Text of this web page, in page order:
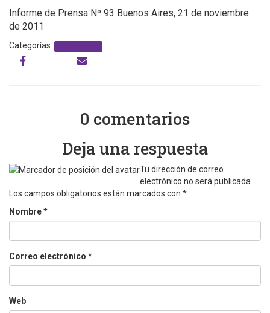
Informe de Prensa Nº 93 Buenos Aires, 21 de noviembre
de 2011
Categorías:
0 comentarios
Deja una respuesta
Tu dirección de correo
electrónico no será publicada.
Los campos obligatorios están marcados con *
Nombre*
Correo electrónico *
Web